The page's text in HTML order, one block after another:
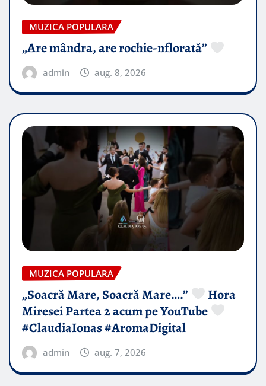
MUZICA POPULARA
„Are mândra, are rochie-nflorată”
admin aug. 8, 2026
MUZICA POPULARA
„Soacră Mare, Soacră Mare….”
Hora
Miresei Partea 2 acum pe YouTube
#ClaudiaIonas #AromaDigital
admin aug. 7, 2026